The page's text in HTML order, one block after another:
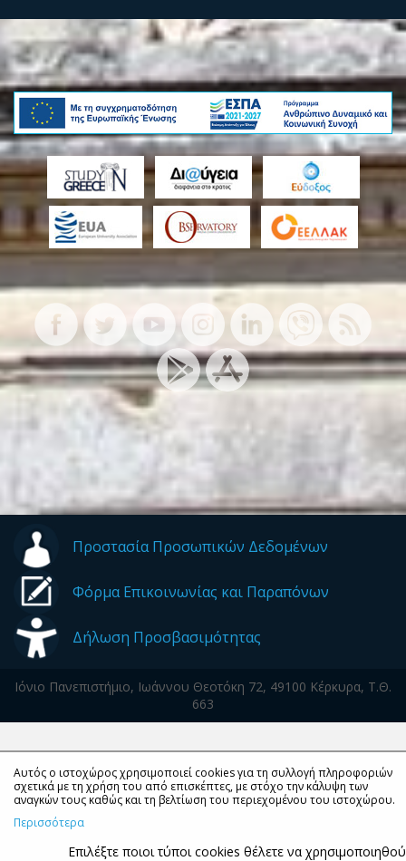
Προστασία Προσωπικών Δεδομένων
Φόρμα Επικοινωνίας και Παραπόνων
Δήλωση Προσβασιμότητας
Ιόνιο Πανεπιστήμιο, Ιωάννου Θεοτόκη 72, 49100 Κέρκυρα, Τ.Θ.
663
Αυτός ο ιστοχώρος χρησιμοποιεί cookies για τη συλλογή πληροφοριών
σχετικά με τη χρήση του από επισκέπτες, με στόχο την κάλυψη των
αναγκών τους καθώς και τη βελτίωση του περιεχομένου του ιστοχώρου.
Περισσότερα
Επιλέξτε ποιοι τύποι cookies θέλετε να